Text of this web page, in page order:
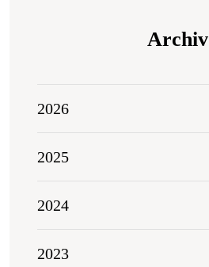
Archiv
2026
2025
2024
2023